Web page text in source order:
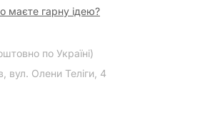
маєте гарну ідею?
по Україні)
вул. Олени Теліги, 4